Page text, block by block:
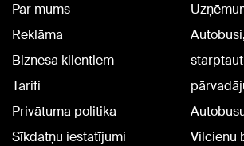
Par mums
Reklāma
Biznesa klientiem
Tarifi
Privātuma politika
Sīkdatņu iestatījumi
Vilcienu